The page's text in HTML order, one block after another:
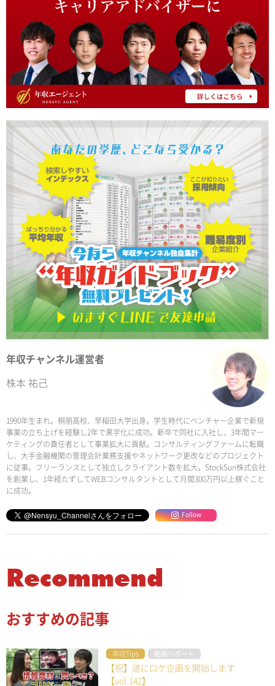
年収チャンネル運営者
株本 祐己
1990年生まれ。桐朋高校、早稲田大学出身。学生時代にベンチャー企業で新規
事業の立ち上げを経験し2年で黒字化に成功。新卒で同社に入社し、3年間マー
ケティングの責任者として事業拡大に貢献。コンサルティングファームに転職
し、大手金融機関の管理会計業務支援やネットワーク更改などのプロジェクト
に従事。フリーランスとして独立しクライアント数を拡大。StockSun株式会社
を創業し、1年経たずしてWEBコンサルタントとして月間300万円以上稼ぐこと
に成功。
Follow
Recommend
おすすめの記事
年収Tips 動画リポート
【祝】遂にロケ企画を開始します
【vol.142】